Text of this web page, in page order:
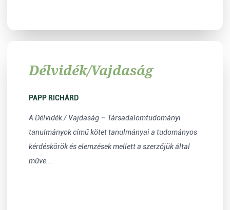
Délvidék/Vajdaság
PAPP RICHÁRD
A Délvidék / Vajdaság – Társadalomtudományi
tanulmányok című kötet tanulmányai a tudományos
kérdéskörök és elemzések mellett a szerzőjük által
műve...